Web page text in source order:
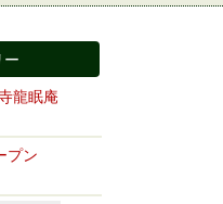
龍眠庵
プン